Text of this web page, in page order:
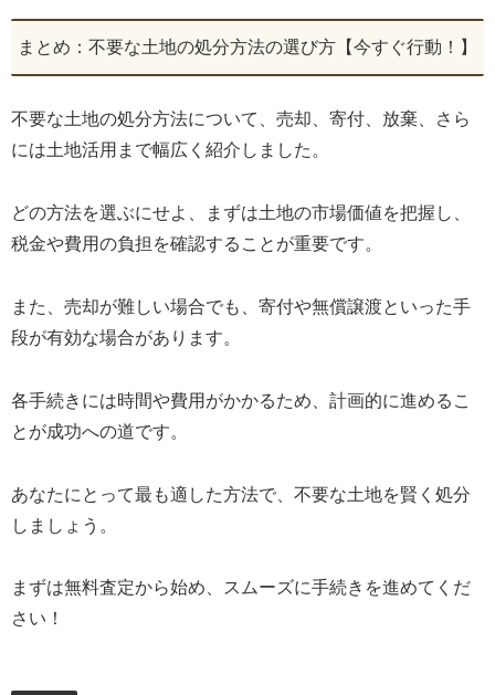
まとめ：不要な土地の処分方法の選び方【今すぐ行動！】
不要な土地の処分方法について、売却、寄付、放棄、さら
には土地活用まで幅広く紹介しました。
どの方法を選ぶにせよ、まずは土地の市場価値を把握し、
税金や費用の負担を確認することが重要です。
また、売却が難しい場合でも、寄付や無償譲渡といった手
段が有効な場合があります。
各手続きには時間や費用がかかるため、計画的に進めるこ
とが成功への道です。
あなたにとって最も適した方法で、不要な土地を賢く処分
しましょう。
まずは無料査定から始め、スムーズに手続きを進めてくだ
さい！